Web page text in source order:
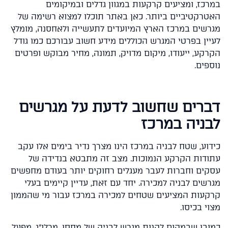
ומציעים קרקעות במגוון גדלים ובמיקומים
ביותר. כאן באתר תוכלו למצוא רשימה של
במרכז הארץ המיועדים לתעשייה ולאחסנה, מומלץ
בפרטי המגרש הכוללים מידע חשוב עבורכם כמו גודל
ייעודו, מיקום מדויק, תמונה, מחיר מבוקש ופרטים
שחשוב לדעת על מגרשים
במרכז
שטח לבניה במרכז הינו מצרך נדיר בימים אלו עקב
הקרקע הנמוכות. מצב זה מתבטא בנדידה של
וחברות לעבר מעגלים רחוקים יותר בעודם מחפשים
לבניה למכירה. יחד עם זאת, עדיין קיימים בעלי
המציעים שטחים למכירה במרכז עבור מי שהממון
בכיסו.